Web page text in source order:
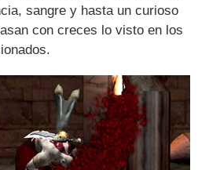
sangre y hasta un curioso
con creces lo visto en los